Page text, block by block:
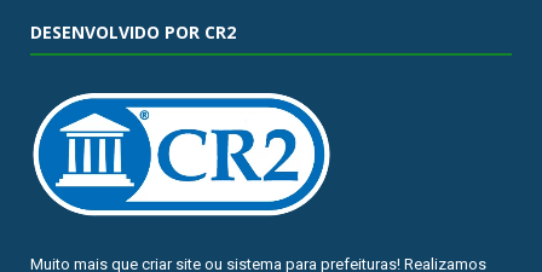
DESENVOLVIDO POR CR2
Muito mais que criar site ou sistema para prefeituras! Realizamos